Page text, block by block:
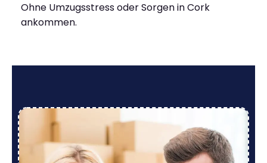
Ohne Umzugsstress oder Sorgen in Cork
ankommen.